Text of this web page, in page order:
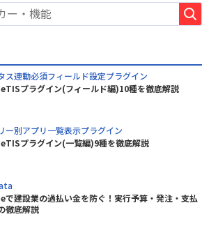
ス連動必須フィールド設定プラグイン
プラグイン(フィールド編)10種を徹底解説
ー別アプリ一覧表示プラグイン
プラグイン(一覧編)9種を徹底解説
建設業の過払い金を防ぐ！実行予算・発注・支払
徹底解説